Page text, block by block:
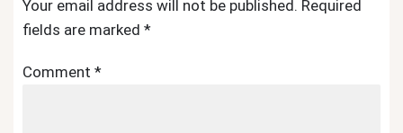
Your email address will not be published. Required
fields are marked *
Comment *